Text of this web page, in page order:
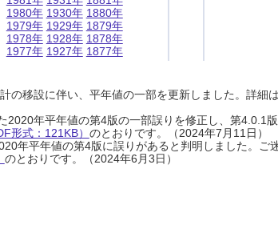
1980年
1979年
1978年
1977年
1930年
1929年
1928年
1927年
1880年
1879年
1878年
1877年
の移設に伴い、平年値の一部を更新しました。詳細は
2020年平年値の第4版の一部誤りを修正し、第4.0.1
形式：121KB） のとおりです。（2024年7月11日）
年平年値の第4版に誤りがあると判明しました。ご
のとおりです。（2024年6月3日）